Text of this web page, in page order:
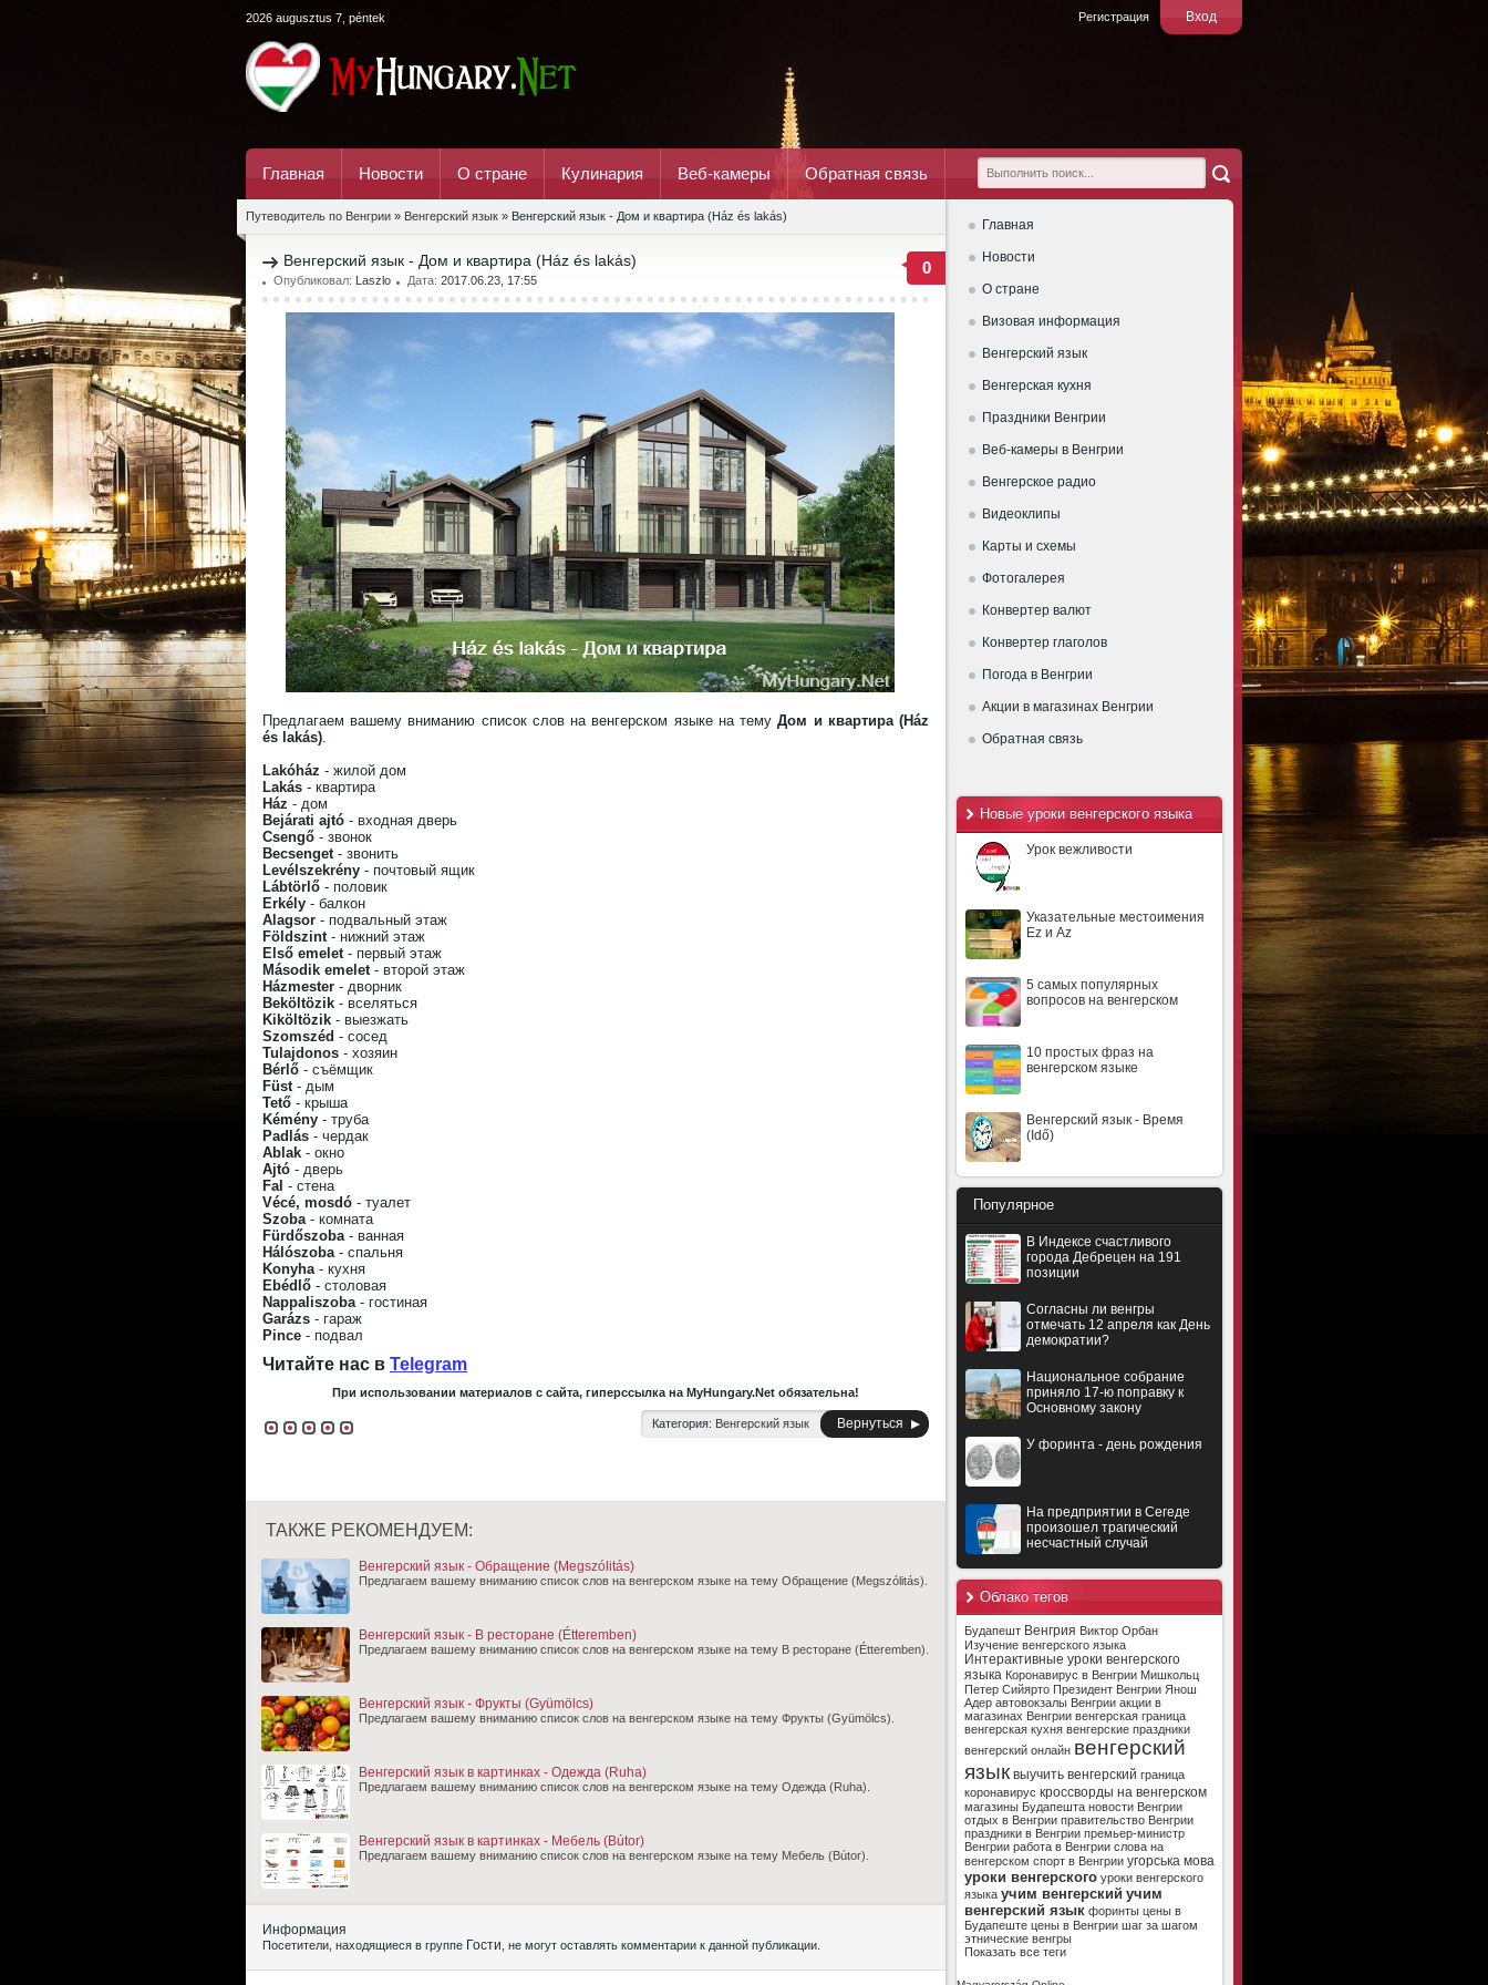
Вход
Регистрация
2026 augusztus 7, péntek
Главная Новости О стране Кулинария Веб-камеры Обратная связь
Главная
Новости
О стране
Визовая информация
Венгерский язык
Венгерская кухня
Праздники Венгрии
Веб-камеры в Венгрии
Венгерское радио
Видеоклипы
Карты и схемы
Фотогалерея
Конвертер валют
Конвертер глаголов
Погода в Венгрии
Акции в магазинах Венгрии
Обратная связь
Новые уроки венгерского языка
Урок вежливости
Указательные местоимения
Ez и Az
5 самых популярных
вопросов на венгерском
10 простых фраз на
венгерском языке
Венгерский язык - Время
(Idő)
Популярное
В Индексе счастливого
города Дебрецен на 191
позиции
Согласны ли венгры
отмечать 12 апреля как День
демократии?
Национальное собрание
приняло 17-ю поправку к
Основному закону
У форинта - день рождения
На предприятии в Сегеде
произошел трагический
несчастный случай
Облако тегов
Будапешт Венгрия Виктор Орбан
Изучение венгерского языка
Интерактивные уроки венгерского
языка Коронавирус в Венгрии Мишкольц
Петер Сийярто Президент Венгрии Янош
Адер автовокзалы Венгрии акции в
магазинах Венгрии венгерская граница
венгерская кухня венгерские праздники
венгерский онлайн венгерский
язык выучить венгерский граница
коронавирус кроссворды на венгерском
магазины Будапешта новости Венгрии
отдых в Венгрии правительство Венгрии
праздники в Венгрии премьер-министр
Венгрии работа в Венгрии слова на
венгерском спорт в Венгрии угорська мова
уроки венгерского уроки венгерского
языка учим венгерский учим
венгерский язык форинты цены в
Будапеште цены в Венгрии шаг за шагом
этнические венгры
Показать все теги
Путеводитель по Венгрии » Венгерский язык » Венгерский язык - Дом и квартира (Ház és lakás)
0
Венгерский язык - Дом и квартира (Ház és lakás)
Опубликовал: Laszlo Дата: 2017.06.23, 17:55
Предлагаем вашему вниманию список слов на венгерском языке на темуДом и квартира (Ház
és lakás).
Lakóház - жилой дом
Lakás - квартира
Ház - дом
Bejárati ajtó - входная дверь
Csengő - звонок
Becsenget - звонить
Levélszekrény - почтовый ящик
Lábtörlő - половик
Erkély - балкон
Alagsor - подвальный этаж
Földszint - нижний этаж
Első emelet- первый этаж
Második emelet- второй этаж
Házmester - дворник
Beköltözik - вселяться
Kiköltözik - выезжать
Szomszéd - сосед
Tulajdonos - хозяин
Bérlő - съёмщик
Füst - дым
Tető - крыша
Kémény - труба
Padlás - чердак
Ablak - окно
Ajtó - дверь
Fal - стена
Vécé, mosdó - туалет
Szoba - комната
Fürdőszoba - ванная
Hálószoba - спальня
Konyha - кухня
Ebédlő - столовая
Nappaliszoba - гостиная
Garázs - гараж
Pince - подвал
Читайте нас в Telegram
При использовании материалов с сайта, гиперссылка на MyHungary.Net обязательна!
Категория: Венгерский язык Вернуться
ТАКЖЕ РЕКОМЕНДУЕМ:
Венгерский язык - Обращение (Megszólitás)
Предлагаем вашему вниманию список слов на венгерском языке на тему Обращение (Megszólitás).
Венгерский язык - В ресторане (Étteremben)
Предлагаем вашему вниманию список слов на венгерском языке на тему В ресторане (Étteremben).
Венгерский язык - Фрукты (Gyümölcs)
Предлагаем вашему вниманию список слов на венгерском языке на тему Фрукты (Gyümölcs).
Венгерский язык в картинках - Одежда (Ruha)
Предлагаем вашему вниманию список слов на венгерском языке на тему Одежда (Ruha).
Венгерский язык в картинках - Мебель (Bútor)
Предлагаем вашему вниманию список слов на венгерском языке на тему Мебель (Bútor).
Информация
Посетители, находящиеся в группе Гости , не могут оставлять комментарии к данной публикации.